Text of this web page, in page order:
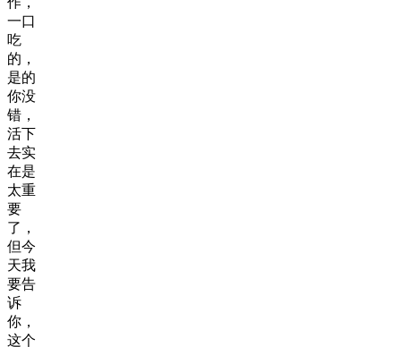
一口
吃
的，
是的
你没
错，
活下
去实
在是
太重
要
了，
但今
天我
要告
诉
你，
这个